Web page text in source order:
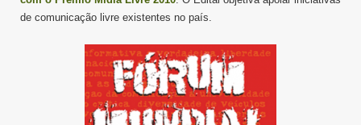
de comunicação livre existentes no país.